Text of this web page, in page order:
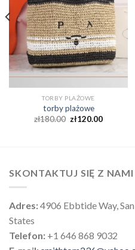
TORBY PLAŻOWE
torby plażowe
zł180.00 zł120.00
SKONTAKTUJ SIĘ Z NAMI
Adres:4906 Ebbtide Way,
States
Telefon: +1 646 868 9032